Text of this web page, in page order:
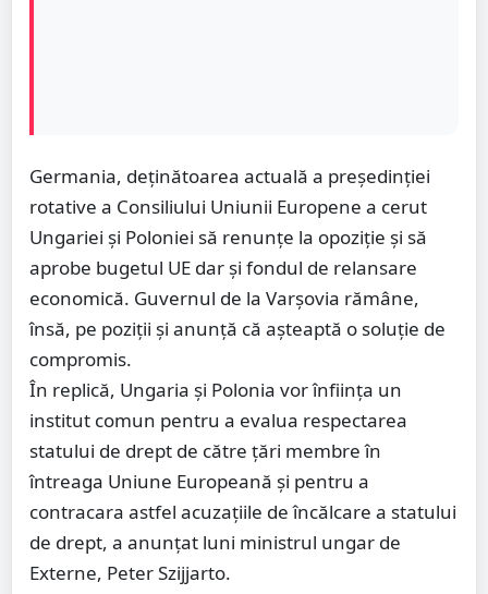
Germania, deținătoarea actuală a președinției
rotative a Consiliului Uniunii Europene a cerut
Ungariei și Poloniei să renunțe la opoziție și să
aprobe bugetul UE dar și fondul de relansare
economică. Guvernul de la Varșovia rămâne,
însă, pe poziții și anunță că așteaptă o soluție de
compromis.
În replică, Ungaria şi Polonia vor înfiinţa un
institut comun pentru a evalua respectarea
statului de drept de către ţări membre în
întreaga Uniune Europeană şi pentru a
contracara astfel acuzaţiile de încălcare a statului
de drept, a anunţat luni ministrul ungar de
Externe, Peter Szijjarto.